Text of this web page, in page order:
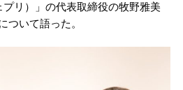
リ）」の代表取締役の牧野雅美
ついて語った。